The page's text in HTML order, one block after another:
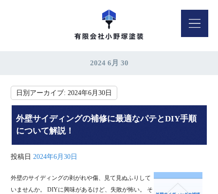
2024 6月 30
日別アーカイブ:2024年6月30日
外壁サイディングの補修に最適なパテとDIY手順
について解説！
投稿日 2024年6月30日
外壁のサイディングの剥がれや傷、見て見ぬふりして
いませんか。 DIYに興味があるけど、失敗が怖い。 そ